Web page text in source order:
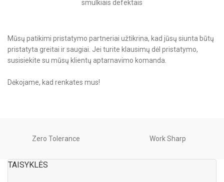
Mūsų patikimi pristatymo partneriai užtikrina, kad jūsų siunta būtų
pristatyta greitai ir saugiai. Jei turite klausimų dėl pristatymo,
susisiekite su mūsų klientų aptarnavimo komanda.
Dėkojame, kad renkates mus!
Zero Tolerance Work Sharp
TAISYKLĖS